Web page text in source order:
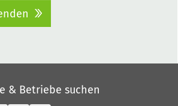
& Betriebe suchen